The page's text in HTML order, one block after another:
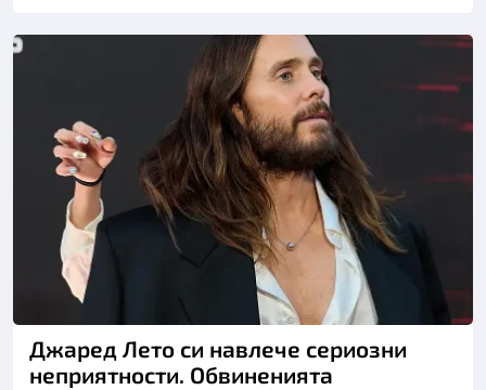
Джаред Лето си навлече сериозни
неприятности. Обвиненията